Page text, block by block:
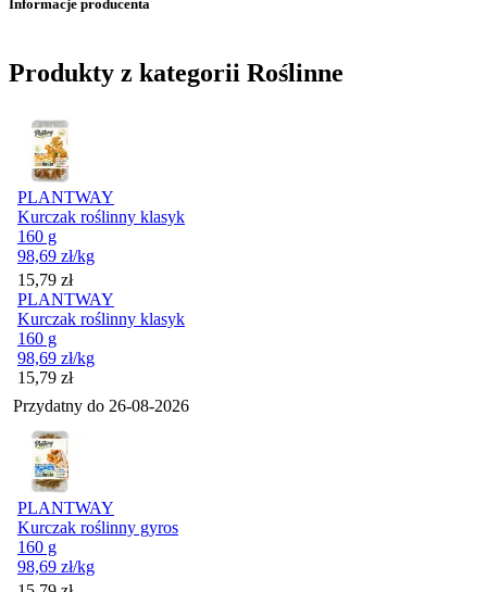
Informacje producenta
Produkty z kategorii Roślinne
PLANTWAY
Kurczak roślinny klasyk
160 g
98,69 zł/kg
Cena
15,79 zł
PLANTWAY
Kurczak roślinny klasyk
160 g
98,69 zł/kg
Cena
15,79 zł
Przydatny do 26-08-2026
PLANTWAY
Kurczak roślinny gyros
160 g
98,69 zł/kg